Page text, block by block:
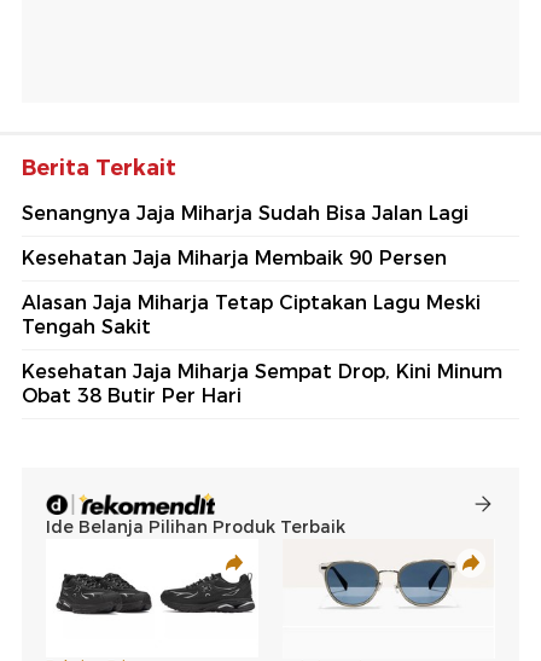
Berita Terkait
Senangnya Jaja Miharja Sudah Bisa Jalan Lagi
Kesehatan Jaja Miharja Membaik 90 Persen
Alasan Jaja Miharja Tetap Ciptakan Lagu Meski
Tengah Sakit
Kesehatan Jaja Miharja Sempat Drop, Kini Minum
Obat 38 Butir Per Hari